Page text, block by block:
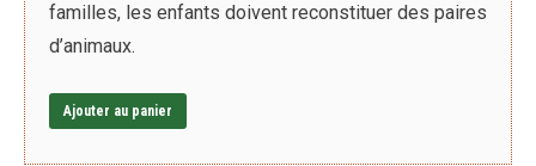
familles, les enfants doivent reconstituer des paires
d’animaux.
Ajouter au panier